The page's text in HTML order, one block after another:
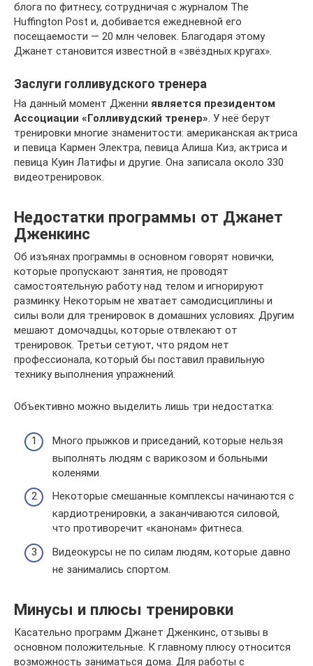
блога по фитнесу, сотрудничая с журналом The
Huffington Post и, добивается ежедневной его
посещаемости — 20 млн человек. Благодаря этому
Джанет становится известной в «звёздных кругах».
Заслуги голливудского тренера
На данный момент Дженни является президентом
Ассоциации «Голливудский тренер». У неё берут
тренировки многие знаменитости: американская актриса
и певица Кармен Электра, певица Алиша Киз, актриса и
певица Куин Латифы и другие. Она записала около 330
видеотренировок.
Недостатки программы от Джанет
Дженкинс
Об изъянах программы в основном говорят новички,
которые пропускают занятия, не проводят
самостоятельную работу над телом и игнорируют
разминку. Некоторым не хватает самодисциплины и
силы воли для тренировок в домашних условиях. Другим
мешают домочадцы, которые отвлекают от
тренировок. Третьи сетуют, что рядом нет
профессионала, который бы поставил правильную
технику выполнения упражнений.
Объективно можно выделить лишь три недостатка:
Много прыжков и приседаний, которые нельзя
выполнять людям с варикозом и больными
коленями.
Некоторые смешанные комплексы начинаются с
кардиотренировки, а заканчиваются силовой,
что противоречит «канонам» фитнеса.
Видеокурсы не по силам людям, которые давно
не занимались спортом.
Минусы и плюсы тренировки
Касательно программ Джанет Дженкинс, отзывы в
основном положительные. К главному плюсу относится
возможность заниматься дома. Для работы с